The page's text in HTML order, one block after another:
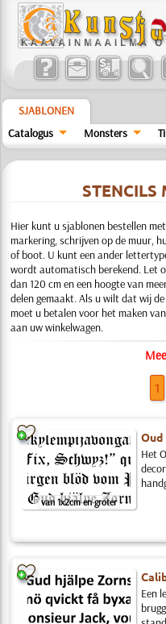
SJABLONEN
Catalogus
Monsters
STENCILS
Hier kunt u sjablonen bestellen
markering, schrijven op de muur,
of boot. U kunt een ander
wordt automatisch berekend. Let
dan 120 cm en een hoogte van
delen gemaakt. Als u wilt dat wij
moet u betalen voor het maken
aan uw winkelwagen.
1
van 1x2cm en groter
Oud
Het
Een